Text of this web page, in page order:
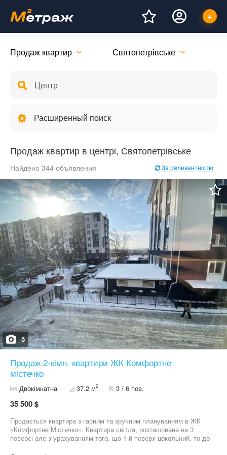
Продаж квартир Святопетрівське
Расширенный поиск
Продаж квартир в центрі, Святопетрівське
Найдено 344 объявления За релевантністю
5
Продаж 2-кімн. квартири ЖК Комфортне
містечко
Двокімнатна 37.2 м2 3 / 6 пов.
35 500 $
Продається квартира з гарним та зручним плануванням в ЖК
«Комфортне Містечко». Квартира світла, розташована на 3
поверсі але з урахуванням того, що 1-й поверх цокольний, то до